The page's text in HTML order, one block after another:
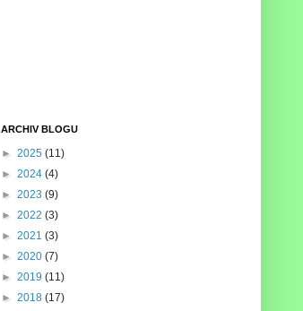
ARCHIV BLOGU
► 2025 (11)
► 2024 (4)
► 2023 (9)
► 2022 (3)
► 2021 (3)
► 2020 (7)
► 2019 (11)
► 2018 (17)